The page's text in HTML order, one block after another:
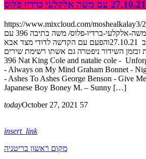
https://www.mixcloud.com/moshealkalay3/
משה-בתיבה-396-עם-משה-אלקלעי-ברדיו-פלוס/ משה בתיבה 396 עם
משה אלקלעי ברדיו פלוס ב 27.10.21והפעם עם הקדשה לדודי מצד אבא
השידור ניפטרה גם אשתו רשימת שירים
396 Nat King Cole and natalie cole - Unforgettable Pet Shop Boys
- Always on My Mind Graham Bonnet -
- Ashes To Ashes George Benson - Give
Japanese Boy Boney M. – Sunny […]
todayOctober 27, 2021 57
insert_link
מקום ראשון בריטניה